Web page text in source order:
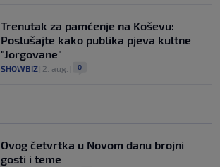
Trenutak za pamćenje na Koševu:
Poslušajte kako publika pjeva kultne
"Jorgovane"
SHOWBIZ 2. aug. 0
Ovog četvrtka u Novom danu brojni
gosti i teme